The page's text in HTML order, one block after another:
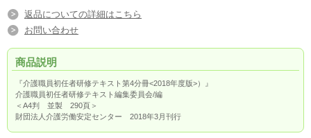
返品についての詳細はこちら
お問い合わせ
商品説明
『介護職員初任者研修テキスト第4分冊<2018年度版>）』
介護職員初任者研修テキスト編集委員会/編
＜A4判 並製 290頁＞
財団法人介護労働安定センター 2018年3月刊行